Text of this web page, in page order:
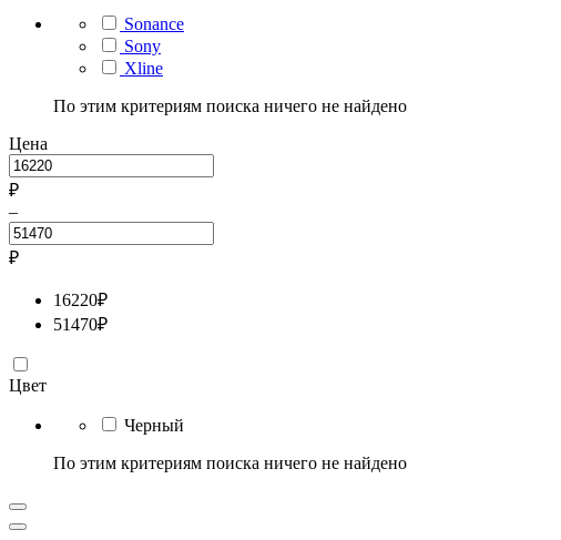
Sonance
Sony
Xline
По этим критериям поиска ничего не найдено
Цена
₽
–
₽
16220₽
51470₽
Цвет
Черный
По этим критериям поиска ничего не найдено